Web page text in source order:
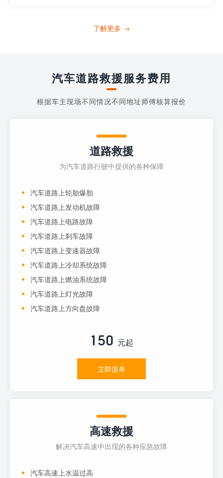
打4006363122请求送油人员来帮助你。
了解更多 →
汽车道路救援服务费用
根据车主现场不同情况不同地址师傅核算报价
道路救援
为汽车道路行驶中提供的各种保障
汽车道路上轮胎爆胎
汽车道路上发动机故障
汽车道路上电路故障
汽车道路上刹车故障
汽车道路上变速器故障
汽车道路上冷却系统故障
汽车道路上燃油系统故障
汽车道路上灯光故障
汽车道路上方向盘故障
150 元起
立即派单
高速救援
解决汽车高速中出现的各种应急故障
汽车高速上水温过高